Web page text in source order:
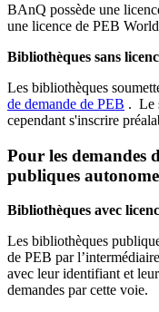
BAnQ possède une
une licence de PEB
Bibliothèques sans
Les bibliothèques
de demande de PEB . Le
cependant s'inscrire
Pour les demandes
publiques
Bibliothèques avec
Les bibliothèques
de PEB par
avec leur identifiant et
demandes par cette voie.